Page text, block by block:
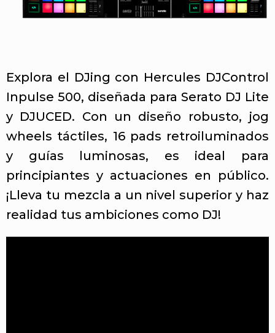
Explora el DJing con Hercules DJControl
Inpulse 500, diseñada para Serato DJ Lite
y DJUCED. Con un diseño robusto, jog
wheels táctiles, 16 pads retroiluminados
y guías luminosas, es ideal para
principiantes y actuaciones en público.
¡Lleva tu mezcla a un nivel superior y haz
realidad tus ambiciones como DJ!